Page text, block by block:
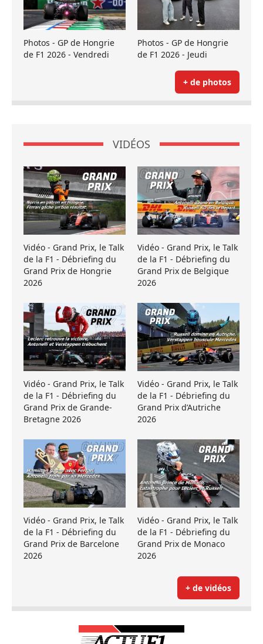
Photos - GP de Hongrie
de F1 2026 - Vendredi
Photos - GP de Hongrie
de F1 2026 - Jeudi
+ de photos
VIDÉOS
Vidéo - Grand Prix, le Talk
de la F1 - Débriefing du
Grand Prix de Hongrie
2026
Vidéo - Grand Prix, le Talk
de la F1 - Débriefing du
Grand Prix de Belgique
2026
Vidéo - Grand Prix, le Talk
de la F1 - Débriefing du
Grand Prix de Grande-
Bretagne 2026
Vidéo - Grand Prix, le Talk
de la F1 - Débriefing du
Grand Prix d’Autriche
2026
Vidéo - Grand Prix, le Talk
de la F1 - Débriefing du
Grand Prix de Barcelone
2026
Vidéo - Grand Prix, le Talk
de la F1 - Débriefing du
Grand Prix de Monaco
2026
+ de vidéos